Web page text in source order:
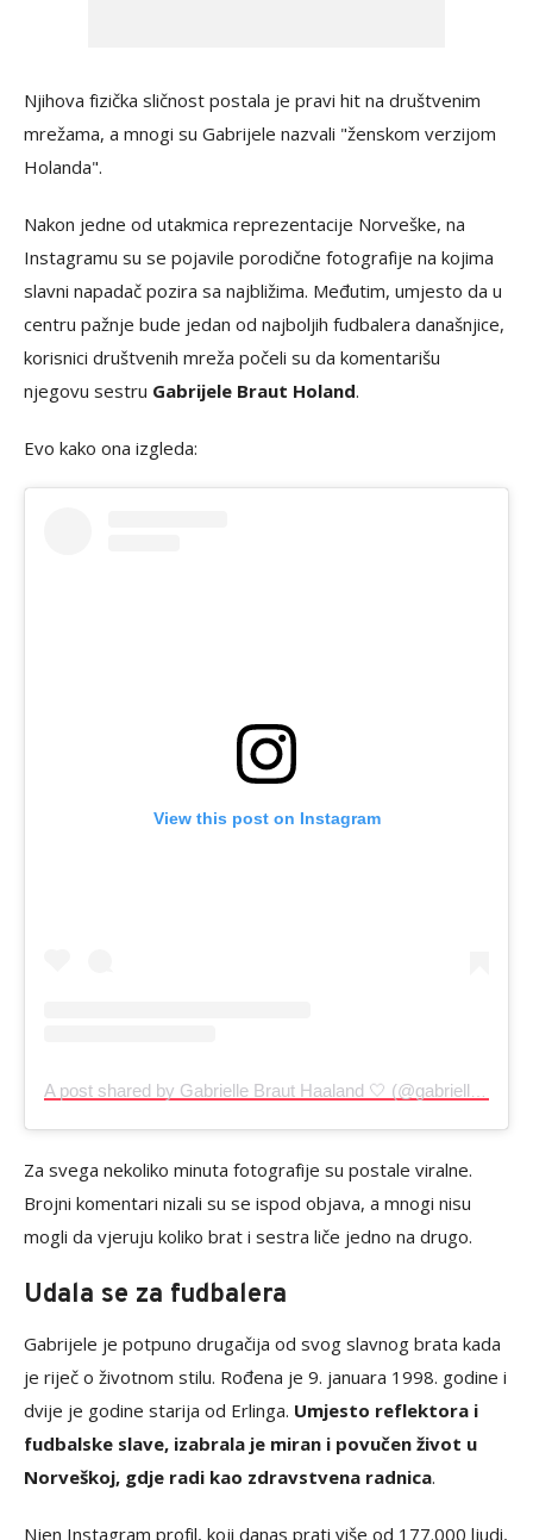
Njihova fizička sličnost postala je pravi hit na društvenim
mrežama, a mnogi su Gabrijele nazvali "ženskom verzijom
Holanda".
Nakon jedne od utakmica reprezentacije Norveške, na
Instagramu su se pojavile porodične fotografije na kojima
slavni napadač pozira sa najbližima. Međutim, umjesto da u
centru pažnje bude jedan od najboljih fudbalera današnjice,
korisnici društvenih mreža počeli su da komentarišu
njegovu sestru Gabrijele Braut Holand.
Evo kako ona izgleda:
View this post on Instagram
A post shared by Gabrielle Braut Haaland 🤍 (@gabriellehaaland)
Za svega nekoliko minuta fotografije su postale viralne.
Brojni komentari nizali su se ispod objava, a mnogi nisu
mogli da vjeruju koliko brat i sestra liče jedno na drugo.
Udala se za fudbalera
Gabrijele je potpuno drugačija od svog slavnog brata kada
je riječ o životnom stilu. Rođena je 9. januara 1998. godine i
dvije je godine starija od Erlinga. Umjesto reflektora i
fudbalske slave, izabrala je miran i povučen život u
Norveškoj, gdje radi kao zdravstvena radnica.
Njen Instagram profil, koji danas prati više od 177.000 ljudi,